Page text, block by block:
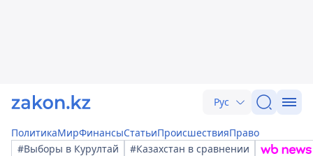
Рус
ПолитикаМирФинансыСтатьиПроисшествияПраво
#Выборы в Курултай
#Казахстан в сравнении